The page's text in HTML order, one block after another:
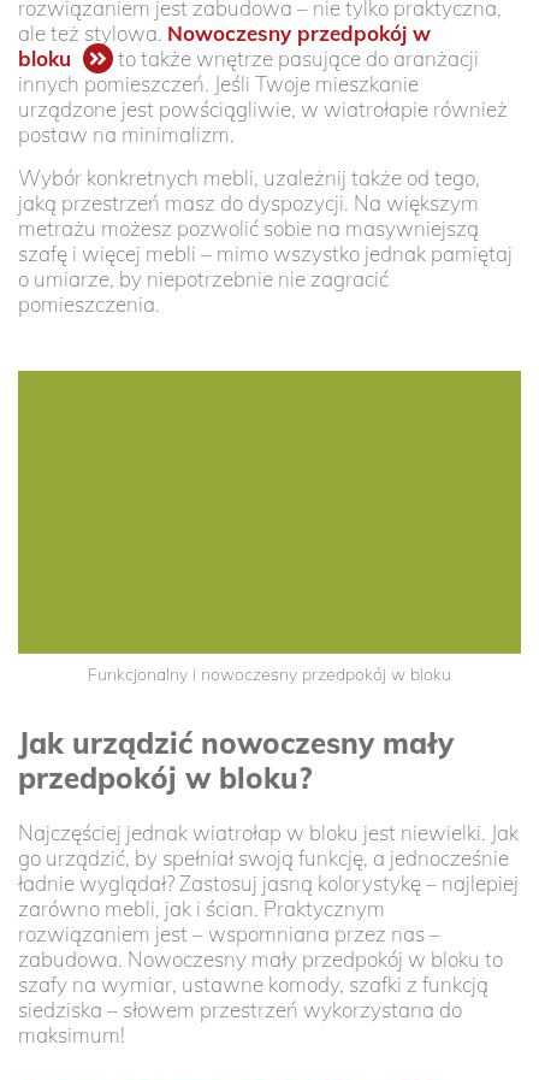
rozwiązaniem jest zabudowa – nie tylko praktyczna,
ale też stylowa. Nowoczesny przedpokój w
bloku
to także wnętrze pasujące do aranżacji
innych pomieszczeń. Jeśli Twoje mieszkanie
urządzone jest powściągliwie, w wiatrołapie również
postaw na minimalizm.
Wybór konkretnych mebli, uzależnij także od tego,
jaką przestrzeń masz do dyspozycji. Na większym
metrażu możesz pozwolić sobie na masywniejszą
szafę i więcej mebli – mimo wszystko jednak pamiętaj
o umiarze, by niepotrzebnie nie zagracić
pomieszczenia.
Funkcjonalny i nowoczesny przedpokój w bloku
Jak urządzić nowoczesny mały
przedpokój w bloku?
Najczęściej jednak wiatrołap w bloku jest niewielki. Jak
go urządzić, by spełniał swoją funkcję, a jednocześnie
ładnie wyglądał? Zastosuj jasną kolorystykę – najlepiej
zarówno mebli, jak i ścian. Praktycznym
rozwiązaniem jest – wspomniana przez nas –
zabudowa. Nowoczesny mały przedpokój w bloku to
szafy na wymiar, ustawne komody, szafki z funkcją
siedziska – słowem przestrzeń wykorzystana do
maksimum!